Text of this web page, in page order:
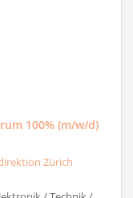
100% (m/w/d)
Zürich